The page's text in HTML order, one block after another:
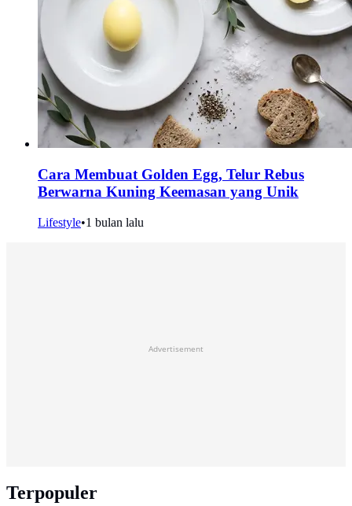
Cara Membuat Golden Egg, Telur Rebus
Berwarna Kuning Keemasan yang Unik
Lifestyle•1 bulan lalu
Advertisement
Terpopuler